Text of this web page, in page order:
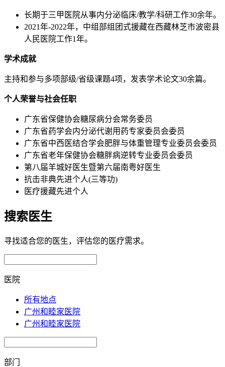
长期于三甲医院从事内分泌临床/教学/科研工作30余年。
2021年-2022年，中组部组团式援藏在西藏林芝市波密县
人民医院工作1年。
学术成就
主持和参与多项部级/省级课题4项，发表学术论文30余篇。
个人荣誉与社会任职
广东省保健协会糖尿病分会常务委员
广东省药学会内分泌代谢用药专家委员会委员
广东省中西医结合学会肥胖与体重管理专业委员会委员
广东省老年保健协会糖胖病逆转专业委员会委员
第八届羊城好医生暨第六届南粤好医生
抗击非典先进个人(三等功)
医疗援藏先进个人
搜索医生
寻找适合您的医生，评估您的医疗需求。
医院
所有地点
广州和睦家医院
广州和睦家医院
部门